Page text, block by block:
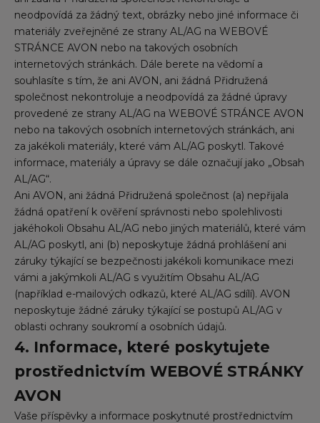
neodpovídá za žádný text, obrázky nebo jiné informace či
materiály zveřejněné ze strany AL/AG na WEBOVÉ
STRÁNCE AVON nebo na takových osobních
internetových stránkách. Dále berete na vědomí a
souhlasíte s tím, že ani AVON, ani žádná Přidružená
společnost nekontroluje a neodpovídá za žádné úpravy
provedené ze strany AL/AG na WEBOVÉ STRÁNCE AVON
nebo na takových osobních internetových stránkách, ani
za jakékoli materiály, které vám AL/AG poskytl. Takové
informace, materiály a úpravy se dále označují jako „Obsah
AL/AG“.
Ani AVON, ani žádná Přidružená společnost (a) nepřijala
žádná opatření k ověření správnosti nebo spolehlivosti
jakéhokoli Obsahu AL/AG nebo jiných materiálů, které vám
AL/AG poskytl, ani (b) neposkytuje žádná prohlášení ani
záruky týkající se bezpečnosti jakékoli komunikace mezi
vámi a jakýmkoli AL/AG s využitím Obsahu AL/AG
(například e-mailových odkazů, které AL/AG sdílí). AVON
neposkytuje žádné záruky týkající se postupů AL/AG v
oblasti ochrany soukromí a osobních údajů.
4. Informace, které poskytujete
prostřednictvím WEBOVÉ STRÁNKY
AVON
Vaše příspěvky a informace poskytnuté prostřednictvím